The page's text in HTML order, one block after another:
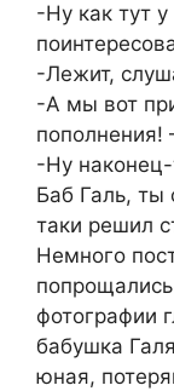
-Ну как тут
-Лежит,
-А мы вот
пополнения!
-Ну
Баб Галь,
таки решил
Немного
фотографии
бабушка
юная,